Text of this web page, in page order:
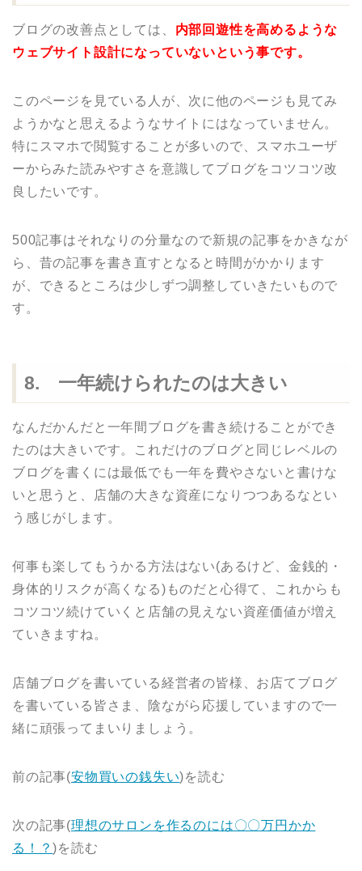
ブログの改善点としては、 内部回遊性を高めるような
ウェブサイト設計になっていないという事です。
このページを見ている人が、次に他のページも見てみ
ようかなと思えるようなサイトにはなっていません。
特にスマホで閲覧することが多いので、スマホユーザ
ーからみた読みやすさを意識してブログをコツコツ改
良したいです。
500記事はそれなりの分量なので新規の記事をかきなが
ら、昔の記事を書き直すとなると時間がかかります
が、できるところは少しずつ調整していきたいもので
す。
8. 一年続けられたのは大きい
なんだかんだと一年間ブログを書き続けることができ
たのは大きいです。これだけのブログと同じレベルの
ブログを書くには最低でも一年を費やさないと書けな
いと思うと、店舗の大きな資産になりつつあるなとい
う感じがします。
何事も楽してもうかる方法はない(あるけど、金銭的・
身体的リスクが高くなる)ものだと心得て、これからも
コツコツ続けていくと店舗の見えない資産価値が増え
ていきますね。
店舗ブログを書いている経営者の皆様、お店てブログ
を書いている皆さま、陰ながら応援していますので一
緒に頑張ってまいりましょう。
前の記事(安物買いの銭失い)を読む
次の記事(理想のサロンを作るのには〇〇万円かか
る！？)を読む